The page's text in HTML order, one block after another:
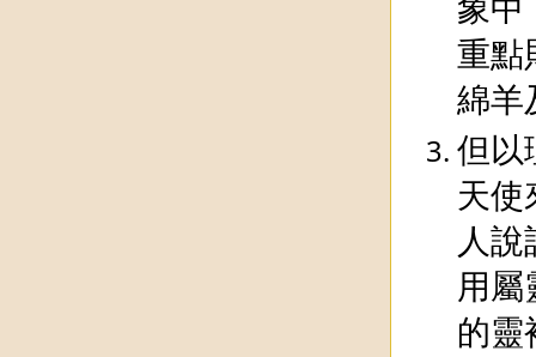
重點
綿羊
但以
天使
人
用屬
的靈